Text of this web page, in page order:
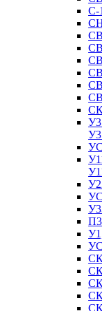
С-
СВ
СК
СК
СК
СК
СК
СК